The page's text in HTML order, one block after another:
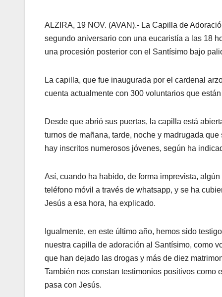
ALZIRA, 19 NOV. (AVAN).- La Capilla de
segundo aniversario con una eucaristía a las 18
una procesión posterior con el Santísimo bajo
La capilla, que fue inaugurada por el cardenal
cuenta actualmente con 300 voluntarios que
Desde que abrió sus puertas, la capilla está
turnos de mañana, tarde, noche y madrugada
hay inscritos numerosos jóvenes, según ha
Así, cuando ha habido, de forma imprevista,
teléfono móvil a través de whatsapp, y se ha
Jesús a esa hora, ha explicado.
Igualmente, en este último año, hemos sido
nuestra capilla de adoración al Santísimo, como
que han dejado las drogas y más de diez
También nos constan testimonios positivos
pasa con Jesús.